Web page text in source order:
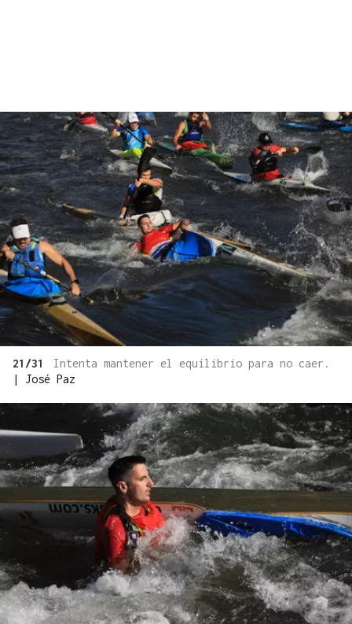
21/31
Intenta mantener el equilibrio para no caer.
| José Paz